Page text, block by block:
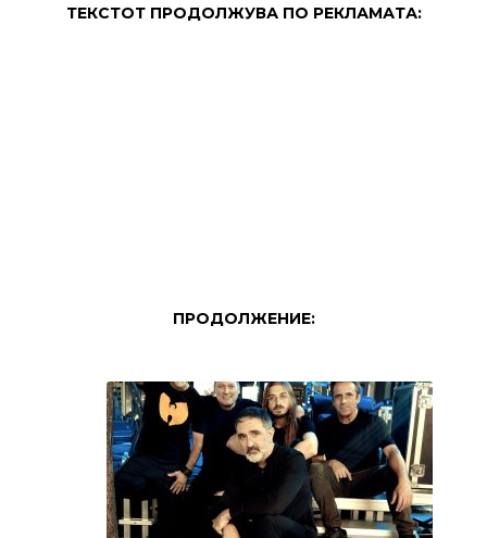
ТЕКСТОТ ПРОДОЛЖУВА ПО РЕКЛАМАТА:
ПРОДОЛЖЕНИЕ: